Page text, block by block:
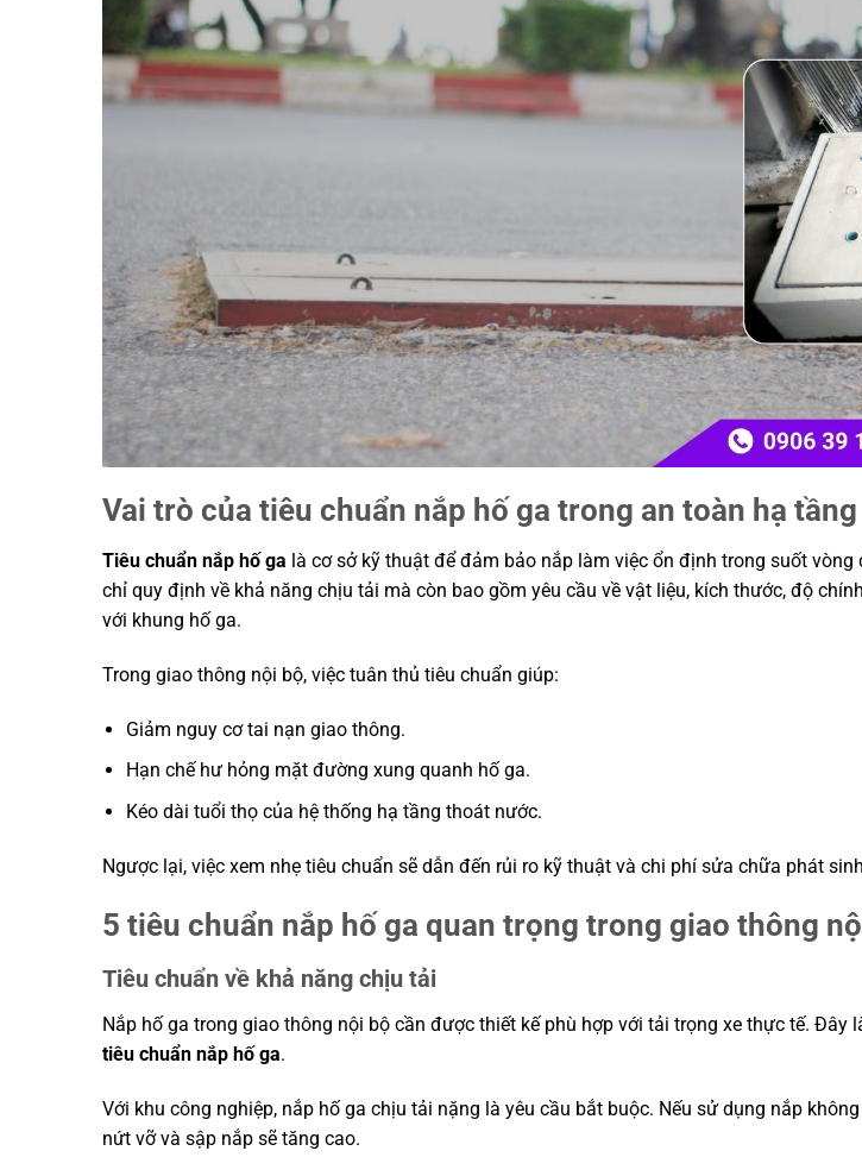
Vai trò của tiêu chuẩn nắp hố ga trong an toàn hạ tầng
Tiêu chuẩn nắp hố ga là cơ sở kỹ thuật để đảm bảo nắp làm việc ổn định trong suốt
chỉ quy định về khả năng chịu tải mà còn bao gồm yêu cầu về vật liệu, kích thước, độ
với khung hố ga.
Trong giao thông nội bộ, việc tuân thủ tiêu chuẩn giúp:
Giảm nguy cơ tai nạn giao thông.
Hạn chế hư hỏng mặt đường xung quanh hố ga.
Kéo dài tuổi thọ của hệ thống hạ tầng thoát nước.
Ngược lại, việc xem nhẹ tiêu chuẩn sẽ dẫn đến rủi ro kỹ thuật và chi phí sửa chữa phát
5 tiêu chuẩn nắp hố ga quan trọng trong giao thông
Tiêu chuẩn về khả năng chịu tải
Nắp hố ga trong giao thông nội bộ cần được thiết kế phù hợp với tải trọng xe thực tế. Đây
tiêu chuẩn nắp hố ga.
Với khu công nghiệp, nắp hố ga chịu tải nặng là yêu cầu bắt buộc. Nếu sử dụng nắp
nứt vỡ và sập nắp sẽ tăng cao.